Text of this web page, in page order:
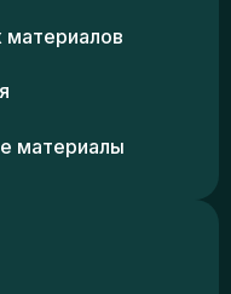
материалов
материалы